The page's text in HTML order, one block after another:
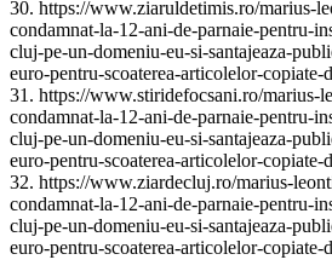
30. https://www.ziaruldetimis.ro/marius-
condamnat-la-12-ani-de-parnaie-pentru-
cluj-pe-un-domeniu-eu-si-santajeaza-
euro-pentru-scoaterea-articolelor-copiate-
31. https://www.stiridefocsani.ro/marius-
condamnat-la-12-ani-de-parnaie-pentru-
cluj-pe-un-domeniu-eu-si-santajeaza-
euro-pentru-scoaterea-articolelor-copiate-
32. https://www.ziardecluj.ro/marius-
condamnat-la-12-ani-de-parnaie-pentru-
cluj-pe-un-domeniu-eu-si-santajeaza-
euro-pentru-scoaterea-articolelor-copiate-